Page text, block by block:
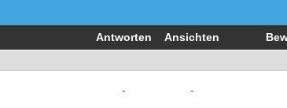
Antworten Ansichten
- -